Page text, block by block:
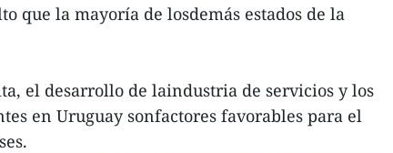
que la mayoría de losdemás estados de la
el desarrollo de laindustria de servicios y los
en Uruguay sonfactores favorables para el